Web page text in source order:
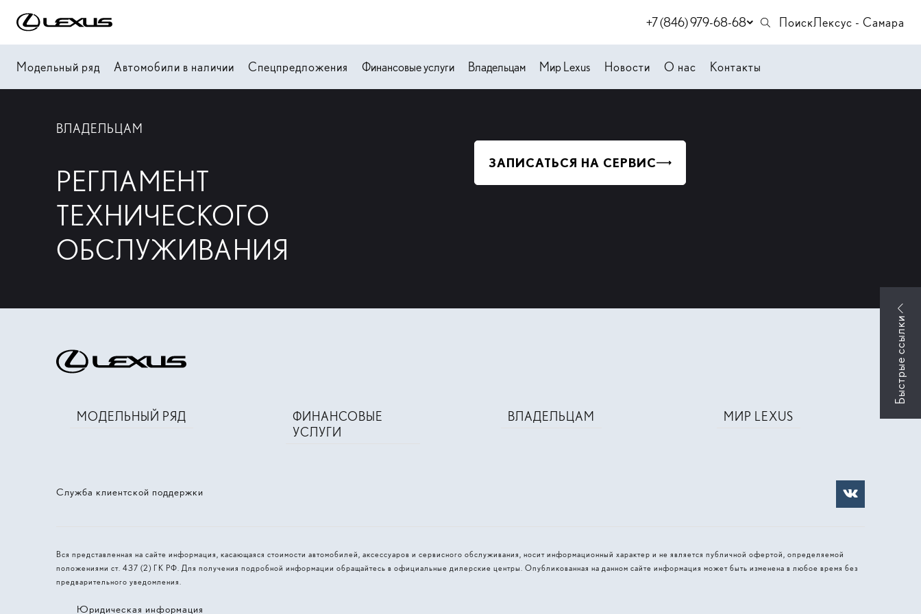
+7 (846) 979-68-68 ПоискЛексус - Самара
Модельный ряд Автомобили в наличии Спецпредложения Финансовые услуги Владельцам Мир Lexus Новости О нас Контакты
ВЛАДЕЛЬЦАМ
РЕГЛАМЕНТ
ТЕХНИЧЕСКОГО
ОБСЛУЖИВАНИЯ
ЗАПИСАТЬСЯ НА СЕРВИС
Служба клиентской поддержки
МОДЕЛЬНЫЙ РЯД
ФИНАНСОВЫЕ
УСЛУГИ
ВЛАДЕЛЬЦАМ МИР LEXUS
Вся представленная на сайте информация, касающаяся стоимости автомобилей, аксессуаров и сервисного обслуживания, носит информационный характер и не является публичной офертой, определяемой
положениями ст. 437 (2) ГК РФ. Для получения подробной информации обращайтесь в официальные дилерские центры. Опубликованная на данном сайте информация может быть изменена в любое время без
предварительного уведомления.
Юридическая информация